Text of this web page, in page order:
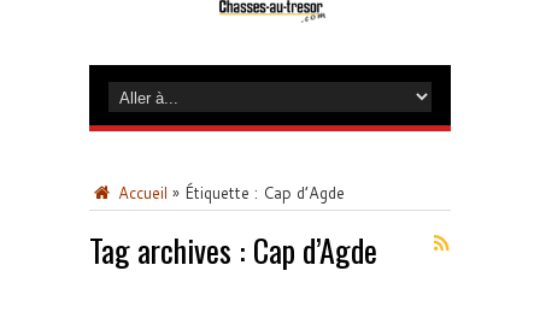
Accueil » Étiquette : Cap d’Agde
Tag archives : Cap d’Agde